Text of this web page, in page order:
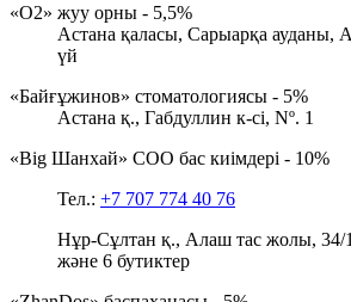
«O2» жуу орны - 5,5%
Астана қаласы, Сарыарқа ауданы,
үй
«Байғұжинов» стоматологиясы - 5%
Астана қ., Габдуллин к-сі, Nº. 1
«Big Шанхай» СОО бас киімдері - 10%
Тел.: +7 707 774 40 76
Нұр-Сұлтан қ., Алаш тас жолы, 34/
және 6 бутиктер